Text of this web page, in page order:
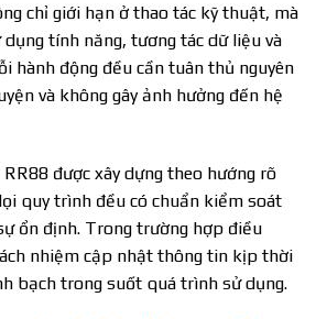
chỉ giới hạn ở thao tác kỹ thuật, mà
dụng tính năng, tương tác dữ liệu và
hành động đều cần tuân thủ nguyên
và không gây ảnh hưởng đến hệ
được xây dựng theo hướng rõ
quy trình đều có chuẩn kiểm soát
ổn định. Trong trường hợp điều
nhiệm cập nhật thông tin kịp thời
bạch trong suốt quá trình sử dụng.